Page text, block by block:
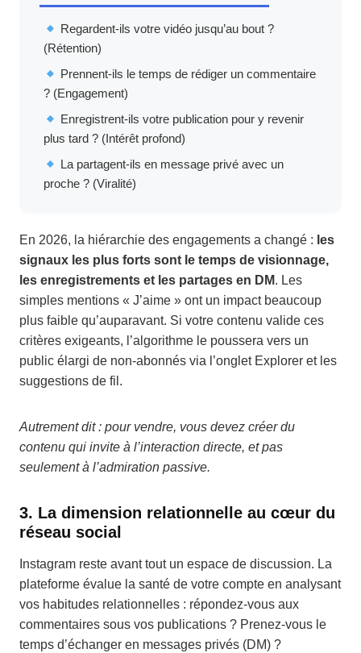
Regardent-ils votre vidéo jusqu’au bout ?
(Rétention)
Prennent-ils le temps de rédiger un commentaire
? (Engagement)
Enregistrent-ils votre publication pour y revenir
plus tard ? (Intérêt profond)
La partagent-ils en message privé avec un
proche ? (Viralité)
En 2026, la hiérarchie des engagements a changé : les
signaux les plus forts sont le temps de visionnage,
les enregistrements et les partages en DM. Les
simples mentions « J’aime » ont un impact beaucoup
plus faible qu’auparavant. Si votre contenu valide ces
critères exigeants, l’algorithme le poussera vers un
public élargi de non-abonnés via l’onglet Explorer et les
suggestions de fil.
Autrement dit : pour vendre, vous devez créer du
contenu qui invite à l’interaction directe, et pas
seulement à l’admiration passive.
3. La dimension relationnelle au cœur du
réseau social
Instagram reste avant tout un espace de discussion. La
plateforme évalue la santé de votre compte en analysant
vos habitudes relationnelles : répondez-vous aux
commentaires sous vos publications ? Prenez-vous le
temps d’échanger en messages privés (DM) ?